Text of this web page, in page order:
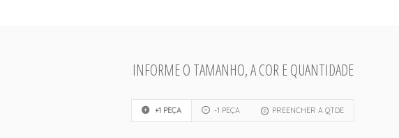
INFORME O TAMANHO, A COR E QUANTIDADE
+1 PEÇA -1 PEÇA PREENCHER A QTDE